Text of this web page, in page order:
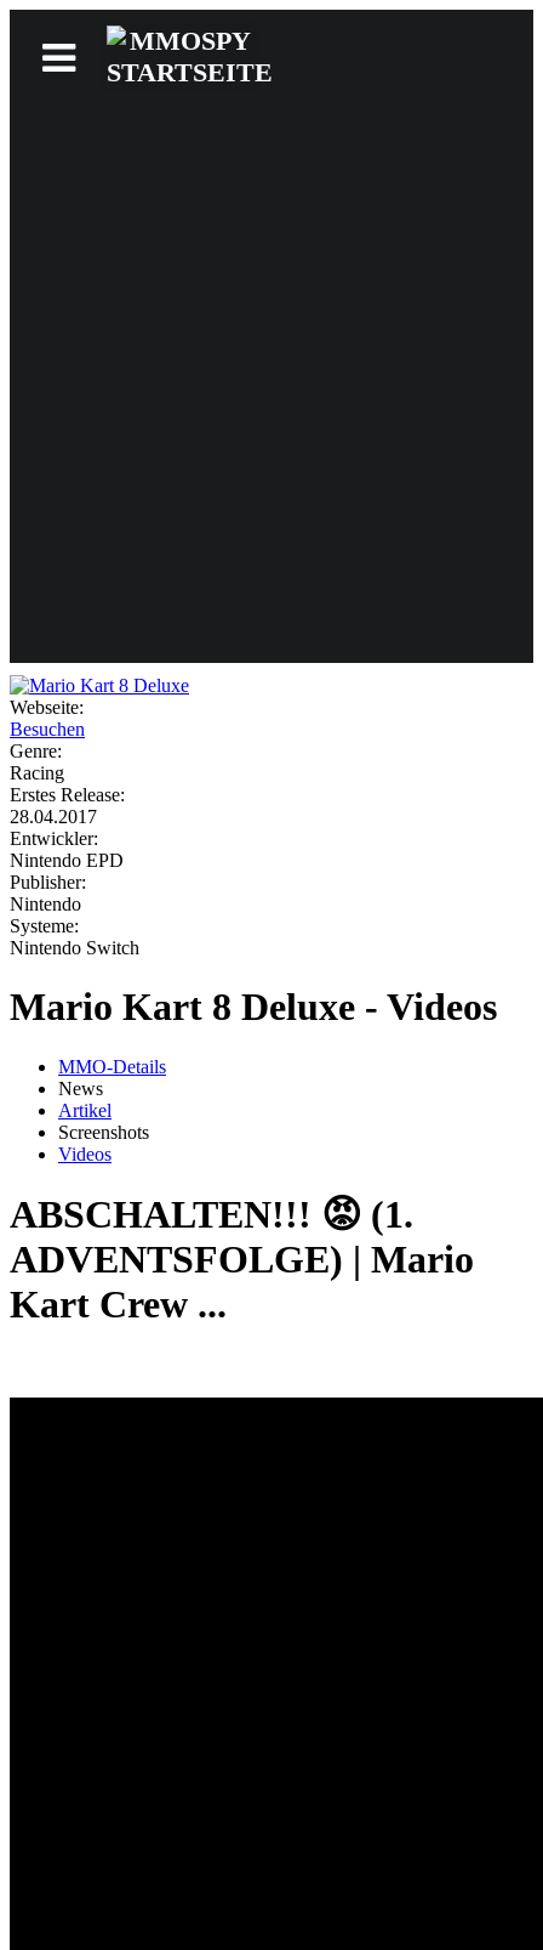
Webseite:
Besuchen
Genre:
Racing
Erstes Release:
28.04.2017
Entwickler:
Nintendo EPD
Publisher:
Nintendo
Systeme:
Nintendo Switch
Mario Kart 8 Deluxe - Videos
MMO-Details
News
Artikel
Screenshots
Videos
ABSCHALTEN!!! 😡 (1.
ADVENTSFOLGE) | Mario
Kart Crew ...